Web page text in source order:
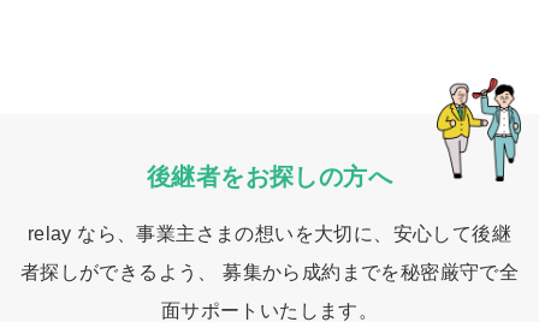
後継者をお探しの方へ
relay なら、事業主さまの想いを大切に、安心して後継
者探しができるよう、 募集から成約までを秘密厳守で全
面サポートいたします。